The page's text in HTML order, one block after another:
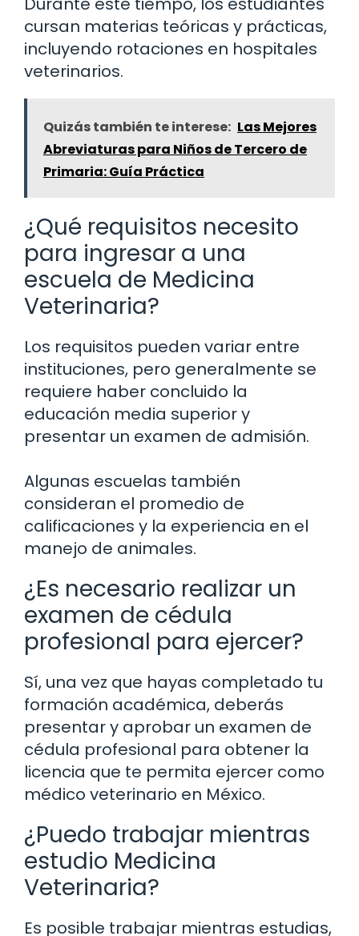
cursan materias teóricas y prácticas,
incluyendo rotaciones en hospitales
veterinarios.
Quizás también te interese: Las Mejores
Abreviaturas para Niños de Tercero de
Primaria: Guía Práctica
¿Qué requisitos necesito
para ingresar a una
escuela de Medicina
Veterinaria?
Los requisitos pueden variar entre
instituciones, pero generalmente se
requiere haber concluido la
educación media superior y
presentar un examen de admisión.
Algunas escuelas también
consideran el promedio de
calificaciones y la experiencia en el
manejo de animales.
¿Es necesario realizar un
examen de cédula
profesional para ejercer?
Sí, una vez que hayas completado tu
formación académica, deberás
presentar y aprobar un examen de
cédula profesional para obtener la
licencia que te permita ejercer como
médico veterinario en México.
¿Puedo trabajar mientras
estudio Medicina
Veterinaria?
Es posible trabajar mientras estudias,